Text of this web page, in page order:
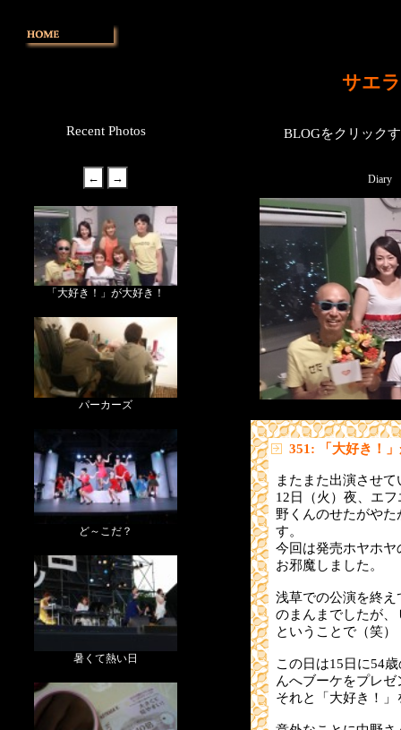
サエ
Recent Photos
「大好き！」が大好き！
パーカーズ
ど～こだ？
暑くて熱い日
BLOGをクリック
Diary
351: 「大好き！
またまた出演させ
12日（火）夜、エ
野くんのせたがや
す。
今回は発売ホヤホ
お邪魔しました。
浅草での公演を終
のまんまでしたが、
ということで（笑）
この日は15日に54
んへブーケをプレゼ
それと「大好き！